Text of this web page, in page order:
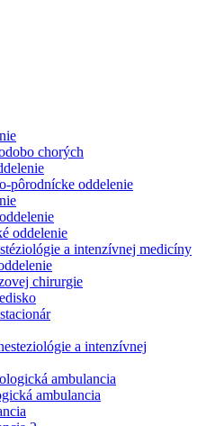
chorých
pôrodnícke oddelenie
oddelenie
a intenzívnej medicíny
chirurgie
a intenzívnej
ambulancia
ambulancia